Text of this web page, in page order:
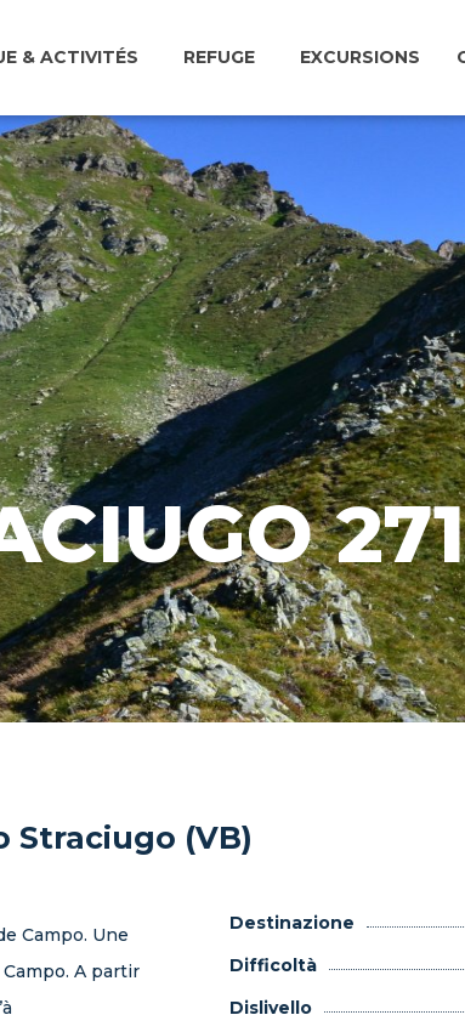
& ACTIVITÉS REFUGE EXCURSIONS
Straciugo (VB)
Campo. Une
A partir
Destinazione
Difficoltà
Dislivello